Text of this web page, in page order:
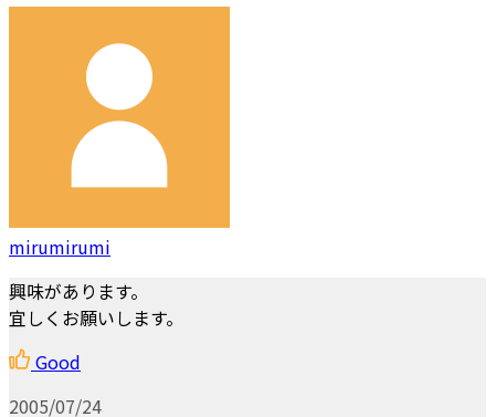
mirumirumi
興味があります。
宜しくお願いします。
Good
2005/07/24